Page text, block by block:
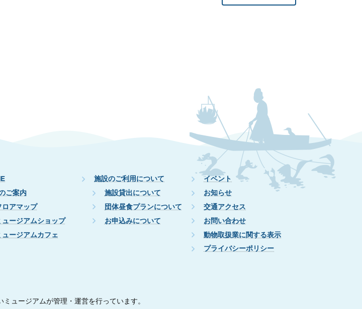
ご案内
ロアマップ
ュージアムショップ
ュージアムカフェ
施設のご利用について
施設貸出について
団体昼食プランについて
お申込みについて
イベント
お知らせ
交通アクセス
お問い合わせ
動物取扱業に関する表示
プライバシーポリシー
ュージアムが管理・運営を行っています。